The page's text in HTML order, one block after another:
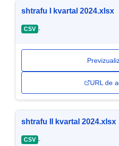
shtrafu I kvartal 2024.xlsx
CSV -
URL de
shtrafu II kvartal 2024.xlsx
CSV -